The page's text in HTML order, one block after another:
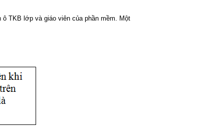
TKB lớp và giáo viên của phần mềm. Một